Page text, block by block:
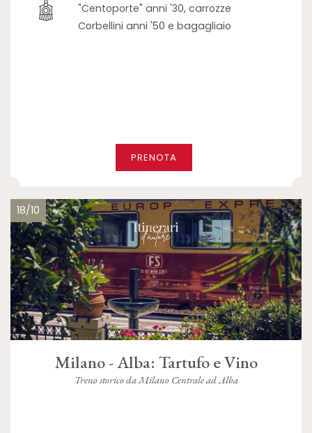
"Centoporte" anni '30, carrozze
Corbellini anni '50 e bagagliaio
PRENOTA
18/10
Milano - Alba: Tartufo e Vino
Treno storico da Milano Centrale ad Alba